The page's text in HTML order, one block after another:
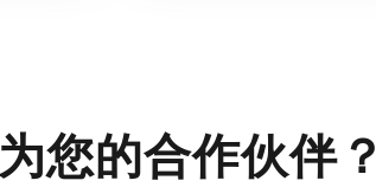
您的合作伙伴？